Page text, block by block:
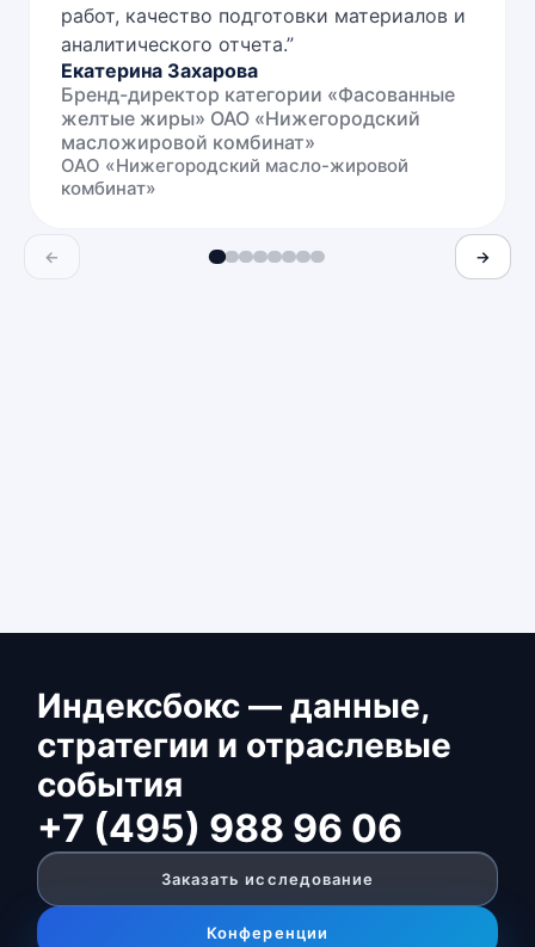
работ, качество подготовки материалов и
аналитического отчета.”
Екатерина Захарова
Бренд-директор категории «Фасованные
желтые жиры» ОАО «Нижегородский
масложировой комбинат»
ОАО «Нижегородский масло-жировой
комбинат»
← →
Индексбокс — данные,
стратегии и отраслевые
события
+7 (495) 988 96 06
Заказать исследование
Конференции